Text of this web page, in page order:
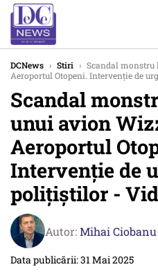
DCNews › Stiri › Scandal monstru
Aeroportul Otopeni. Intervenţie de
Scandal
unui avion
Aeroportul
Intervenţie de
poliţiştilor -
Autor:Mihai Ciobanu
Data publicării: 31 Mai 2025